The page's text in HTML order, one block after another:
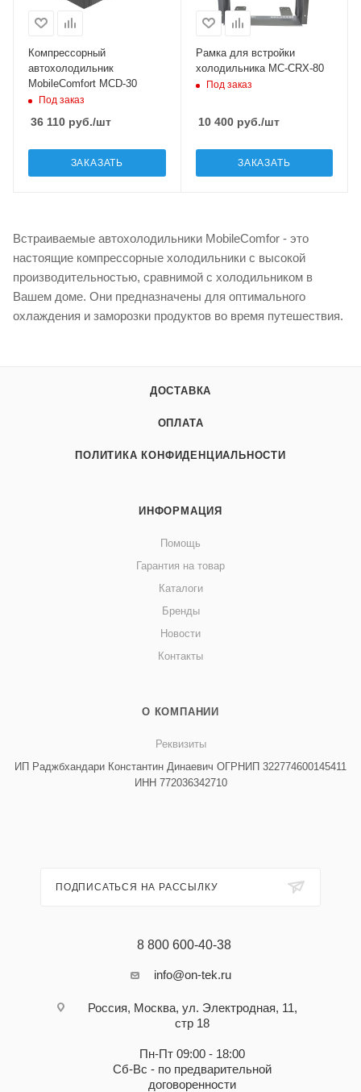
Компрессорный
автохолодильник
MobileComfort MCD-30
Под заказ
36 110 руб./шт
ЗАКАЗАТЬ
Рамка для встройки
холодильника MC-CRX-80
Под заказ
10 400руб./шт
ЗАКАЗАТЬ
Встраиваемые автохолодильники MobileComfor - это
настоящие компрессорные холодильники с высокой
производительностью, сравнимой с холодильником в
Вашем доме. Они предназначены для оптимального
охлаждения и заморозки продуктов во время путешествия.
ДОСТАВКА
ОПЛАТА
ПОЛИТИКА КОНФИДЕНЦИАЛЬНОСТИ
ИНФОРМАЦИЯ
Помощь
Гарантия на товар
Каталоги
Бренды
Новости
Контакты
О КОМПАНИИ
Реквизиты
ИП Раджбхандари Константин Динаевич ОГРНИП 322774600145411
ИНН 772036342710
ПОДПИСАТЬСЯ НА РАССЫЛКУ
8 800 600-40-38
info@on-tek.ru
Россия, Москва, ул. Электродная, 11,
стр 18
Пн-Пт 09:00 - 18:00
Сб-Вс - по предварительной
договоренности